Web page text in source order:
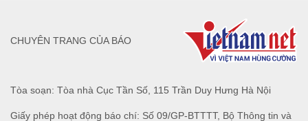
Tòa soạn: Tòa nhà Cục Tần Số, 115 Trần Duy Hưng Hà Nội
Giấy phép hoạt động báo chí: Số 09/GP-BTTTT, Bộ Thông tin và
CHUYÊN TRANG CỦA BÁO